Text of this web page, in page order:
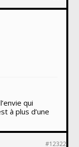
qui
à plus d’une
#12322